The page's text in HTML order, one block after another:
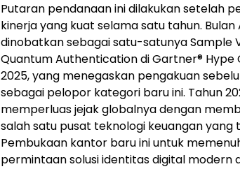
Putaran pendanaan ini dilakukan setelah
kinerja yang kuat selama satu tahun. Bulan
dinobatkan sebagai satu-satunya Sample
Quantum Authentication di Gartner®
2025, yang menegaskan pengakuan
sebagai pelopor kategori baru ini. Tahun
memperluas jejak globalnya dengan
salah satu pusat teknologi keuangan yang
Pembukaan kantor baru ini untuk
permintaan solusi identitas digital modern